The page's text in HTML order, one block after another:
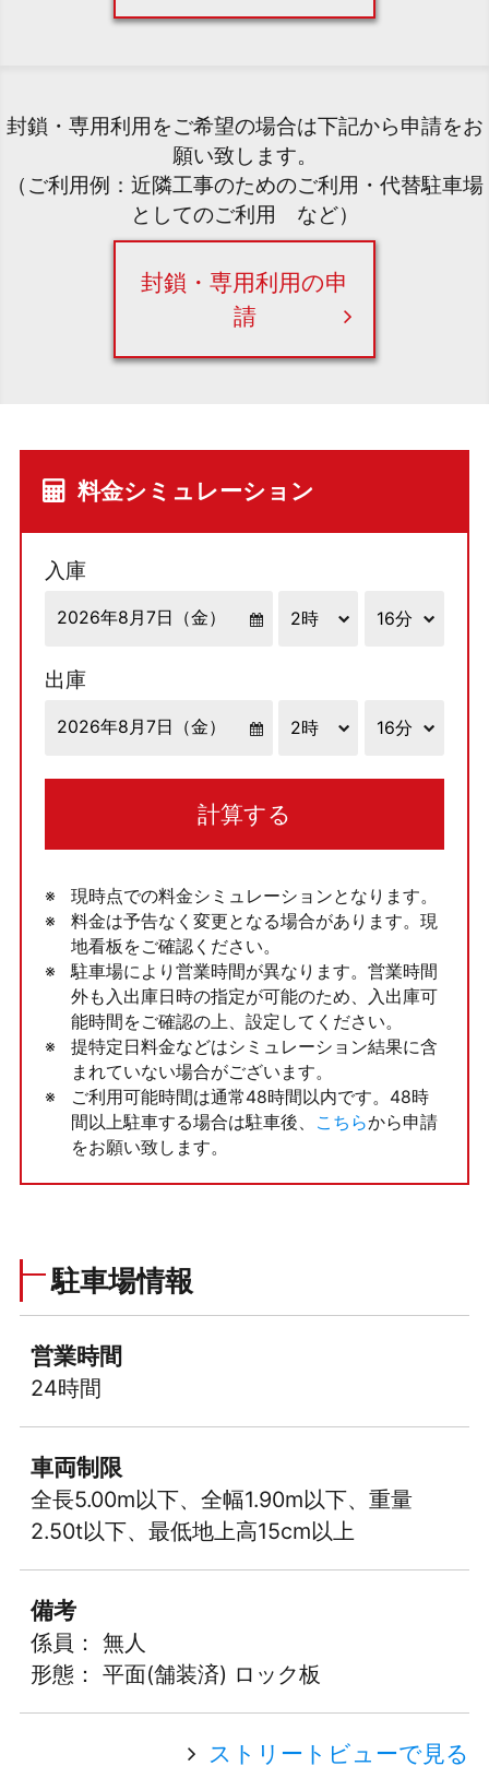
封鎖・専用利用をご希望の場合は下記から申請をお
願い致します。
（ご利用例：近隣工事のためのご利用・代替駐車場
としてのご利用 など）
封鎖・専用利用の申
請
料金シミュレーション
入庫
出庫
計算する
現時点での料金シミュレーションとなります。
料金は予告なく変更となる場合があります。現
地看板をご確認ください。
駐車場により営業時間が異なります。営業時間
外も入出庫日時の指定が可能のため、入出庫可
能時間をご確認の上、設定してください。
提特定日料金などはシミュレーション結果に含
まれていない場合がございます。
ご利用可能時間は通常48時間以内です。48時
間以上駐車する場合は駐車後、
こちらから申請
をお願い致します。
駐車場情報
営業時間
24時間
車両制限
全長5.00m以下、全幅1.90m以下、重量
2.50t以下、最低地上高15cm以上
備考
係員： 無人
形態： 平面(舗装済) ロック板
ストリートビューで見る